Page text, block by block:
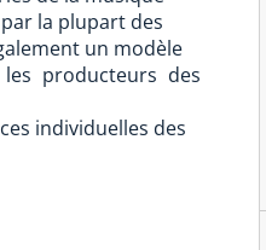
la plupart des
un modèle
producteurs des
individuelles des